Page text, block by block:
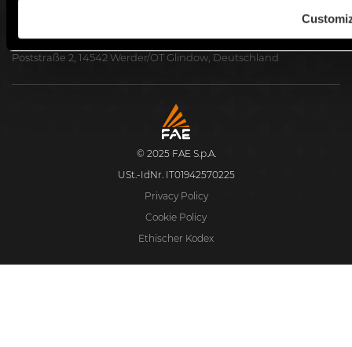
FAE Central East Europe GmbH
Poststraße 2, 14542 Werder/OT Glindow, Deutschland
FAE
S.p.A.
© 2025 FAE S.p.A.
USt.-IdNr. IT01942570225
Privacy Policy
Cookie Policy
Ethischer Kodex